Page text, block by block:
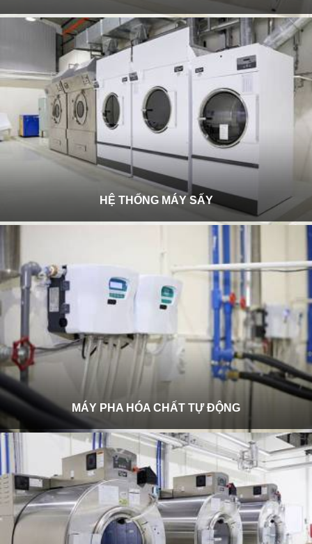
HỆ THỐNG MÁY SẤY
MÁY PHA HÓA CHẤT TỰ ĐỘNG